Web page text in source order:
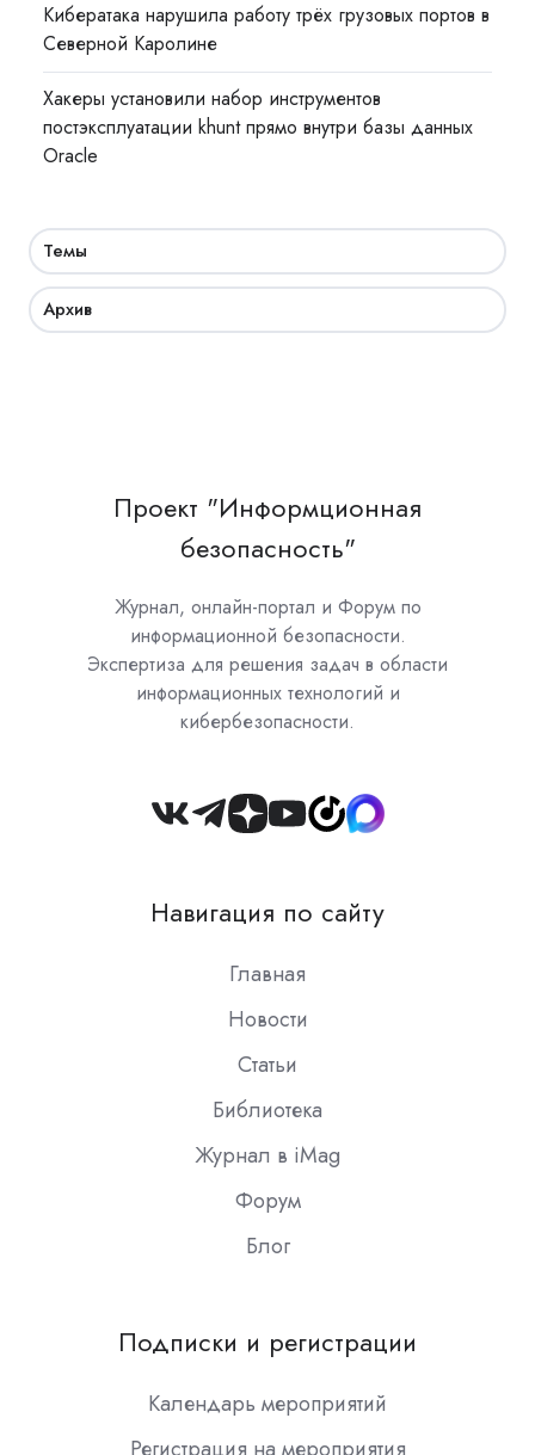
Кибератака нарушила работу трёх грузовых портов в
Северной Каролине
Хакеры установили набор инструментов
постэксплуатации khunt прямо внутри базы данных
Oracle
Темы
Архив
Проект "Информционная
безопасность"
Журнал, онлайн-портал и Форум по
информационной безопасности.
Экспертиза для решения задач в области
информационных технологий и
кибербезопасности.
Join
Slack
Навигация по сайту
Главная
Новости
Статьи
Библиотека
Журнал в iMag
Форум
Блог
Подписки и регистрации
Календарь мероприятий